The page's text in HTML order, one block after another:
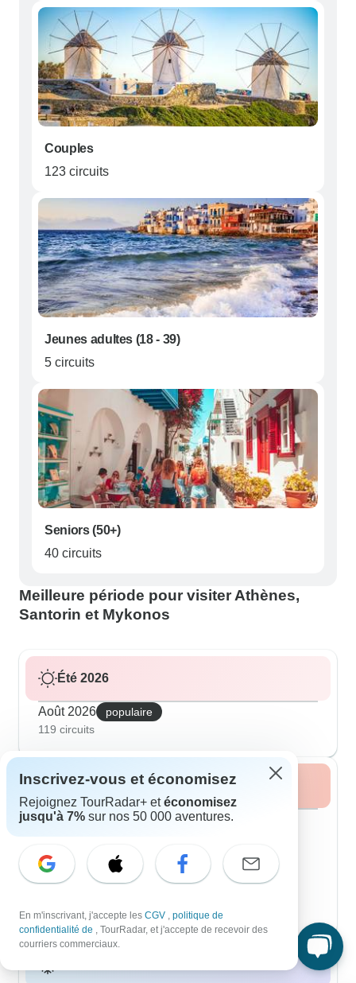
Couples
123 circuits
Jeunes adultes (18 - 39)
5 circuits
Seniors (50+)
40 circuits
Meilleure période pour visiter Athènes,
Santorin et Mykonos
Été 2026
Août 2026
populaire
119 circuits
Automne 2026
Septembre 2026
populaire
Octobre 2026
117 circuits
48 circuits
Inscrivez-vous et économisez
Rejoignez TourRadar+ etéconomisez
jusqu'à 7% sur nos 50 000 aventures.
En m'inscrivant, j'accepte les CGV , politique de
confidentialité de , TourRadar, et j'accepte de recevoir des
courriers commerciaux.